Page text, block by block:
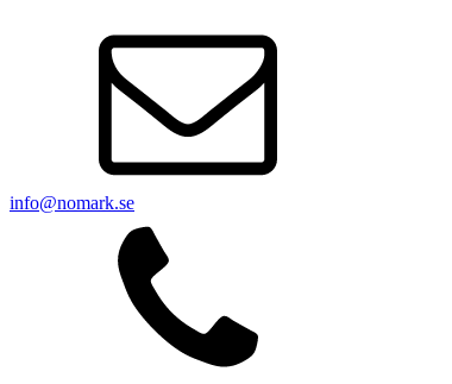
info@nomark.se